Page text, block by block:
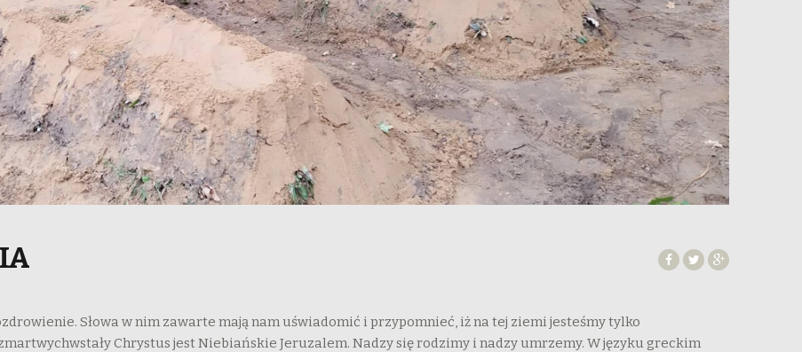
Słowa w nim zawarte mają nam uświadomić i przypomnieć, iż na tej ziemi jesteśmy tylko
Chrystus jest Niebiańskie Jeruzalem. Nadzy się rodzimy i nadzy umrzemy. W języku greckim